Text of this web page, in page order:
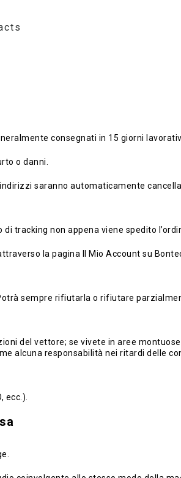
consegnati in 15 giorni
o danni.
saranno automaticamente
tracking non appena viene spedito
la pagina Il Mio Account su
sempre rifiutarla o rifiutare
del vettore; se vivete in aree
alcuna responsabilità nei ritardi delle
ecc.).